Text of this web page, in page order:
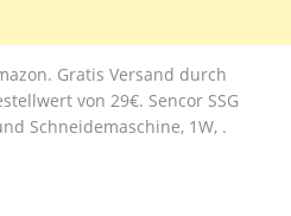
Gratis Versand durch
von 29€. Sencor SSG
Schneidemaschine, 1W, .